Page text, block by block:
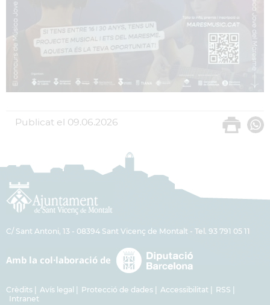
Publicat el 09.06.2026
C/ Sant Antoni, 13 - 08394 Sant Vicenç de Montalt - Tel. 93 791 05 11
Crèdits Avís legal Protecció de dades Accessibilitat
RSS
Intranet